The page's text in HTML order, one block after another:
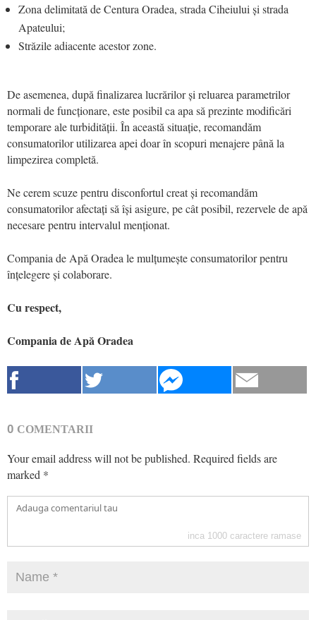
Zona delimitată de Centura Oradea, strada Ciheiului și strada
Apateului;
Străzile adiacente acestor zone.
De asemenea, după finalizarea lucrărilor și reluarea parametrilor
normali de funcționare, este posibil ca apa să prezinte modificări
temporare ale turbidității. În această situație, recomandăm
consumatorilor utilizarea apei doar în scopuri menajere până la
limpezirea completă.
Ne cerem scuze pentru disconfortul creat și recomandăm
consumatorilor afectați să își asigure, pe cât posibil, rezervele de apă
necesare pentru intervalul menționat.
Compania de Apă Oradea le mulțumește consumatorilor pentru
înțelegere și colaborare.
Cu respect,
Compania de Apă Oradea
0 COMENTARII
Your email address will not be published. Required fields are
marked *
inca 1000 caractere ramase